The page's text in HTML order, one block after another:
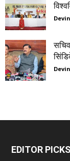
EDITOR PICKS